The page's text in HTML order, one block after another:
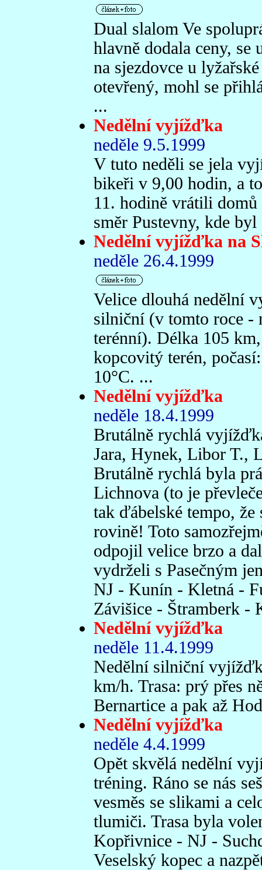
Dual slalom Ve
hlavně dodala ceny, se
na sjezdovce u
otevřený, mohl se
...
Nedělní vyjížďka
neděle 9.5.1999
V tuto neděli se jela
bikeři v 9,00 hodin, a
11. hodině vrátili
směr Pustevny, kde
Nedělní vyjížďka na
neděle 26.4.1999
Velice dlouhá nedělní
silniční (v tomto roce -
terénní). Délka 105
kopcovitý terén,
10°C. ...
Nedělní vyjížďka
neděle 18.4.1999
Brutálně rychlá
Jara, Hynek, Libor T.,
Brutálně rychlá byla
Lichnova (to je
tak ďábelské tempo,
rovině! Toto
odpojil velice brzo a
vydrželi s Pasečným
NJ - Kunín - Kletná -
Závišice - Štramberk -
Nedělní vyjížďka
neděle 11.4.1999
Nedělní silniční
km/h. Trasa: prý přes
Bernartice a pak až
Nedělní vyjížďka
neděle 4.4.1999
Opět skvělá nedělní
tréning. Ráno se nás
vesměs se slikami a
tlumiči. Trasa byla
Kopřivnice - NJ -
Veselský kopec a